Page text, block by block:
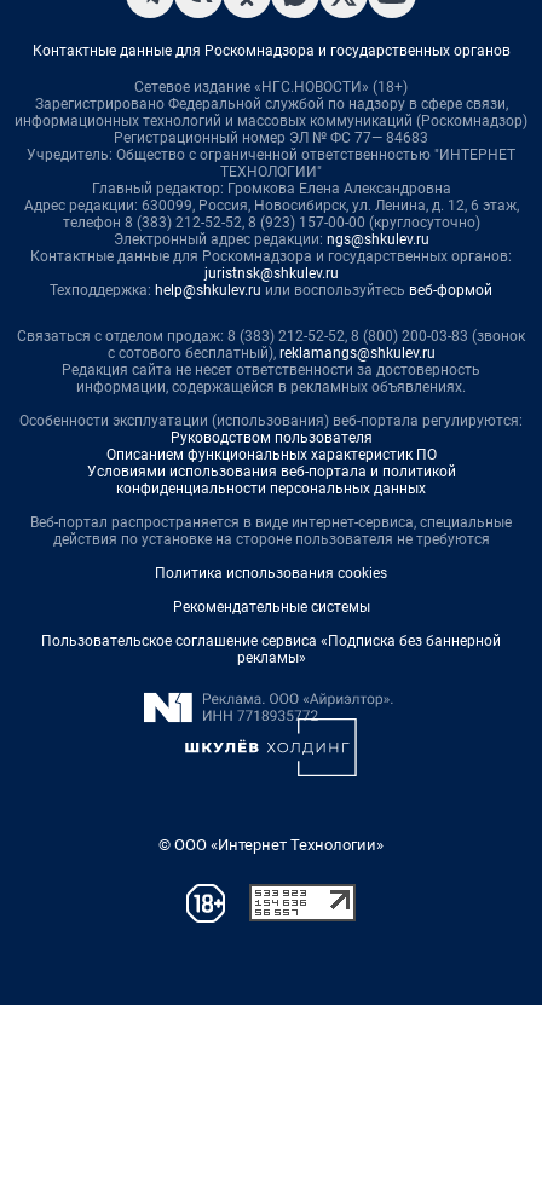
Контактные данные для Роскомнадзора и государственных органов
Сетевое издание «НГС.НОВОСТИ» (18+)
Зарегистрировано Федеральной службой по надзору в сфере связи,
информационных технологий и массовых коммуникаций (Роскомнадзор)
Регистрационный номер ЭЛ № ФС 77— 84683
Учредитель: Общество с ограниченной ответственностью "ИНТЕРНЕТ
ТЕХНОЛОГИИ"
Главный редактор: Громкова Елена Александровна
Адрес редакции: 630099, Россия, Новосибирск, ул. Ленина, д. 12, 6 этаж,
телефон 8 (383) 212-52-52, 8 (923) 157-00-00 (круглосуточно)
Электронный адрес редакции: ngs@shkulev.ru
Контактные данные для Роскомнадзора и государственных органов:
juristnsk@shkulev.ru
Техподдержка: help@shkulev.ru или воспользуйтесь веб-формой
Связаться с отделом продаж: 8 (383) 212-52-52, 8 (800) 200-03-83 (звонок
с сотового бесплатный), reklamangs@shkulev.ru
Редакция сайта не несет ответственности за достоверность
информации, содержащейся в рекламных объявлениях.
Особенности эксплуатации (использования) веб-портала регулируются:
Руководством пользователя
Описанием функциональных характеристик ПО
Условиями использования веб-портала и политикой
конфиденциальности персональных данных
Веб-портал распространяется в виде интернет-сервиса, специальные
действия по установке на стороне пользователя не требуются
Политика использования cookies
Рекомендательные системы
Пользовательское соглашение сервиса «Подписка без баннерной
рекламы»
© ООО «Интернет Технологии»